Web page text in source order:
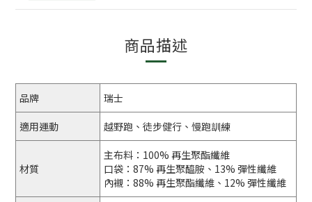
商品描述
品牌 瑞士
適用運動 越野跑、徒步健行、慢跑訓練
材質
主布料：100% 再生聚酯纖維
口袋：87% 再生聚醯胺、13% 彈性纖維
內襯：88% 再生聚酯纖維、12% 彈性纖維